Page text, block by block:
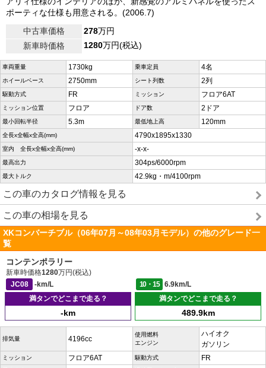
ポーティな仕様も用意される。(2006.7)
中古車価格
278万円
新車時価格
1280万円(税込)
車両重量 1730kg 乗車定員 4名
ホイールベース 2750mm シート列数 2列
駆動方式 FR ミッション フロア6AT
ミッション位置 フロア ドア数 2ドア
最小回転半径 5.3m 最低地上高 120mm
全長x全幅x全高(mm) 4790x1895x1330
室内 全長x全幅x全高(mm) -x-x-
最高出力 304ps/6000rpm
最大トルク 42.9kg・m/4100rpm
この車のカタログ情報を見る
この車の相場を見る
XKコンバーチブル（06年07月～08年03月モデル）の他のグレード一
覧
コンテンポラリー
新車時価格1280万円(税込)
JC08
-km/L 10・15
6.9km/L
満タンでどこまで走る？
-km
満タンでどこまで走る？
489.9km
排気量 4196cc
使用燃料
エンジン
ハイオク
ガソリン
ミッション フロア6AT 駆動方式 FR